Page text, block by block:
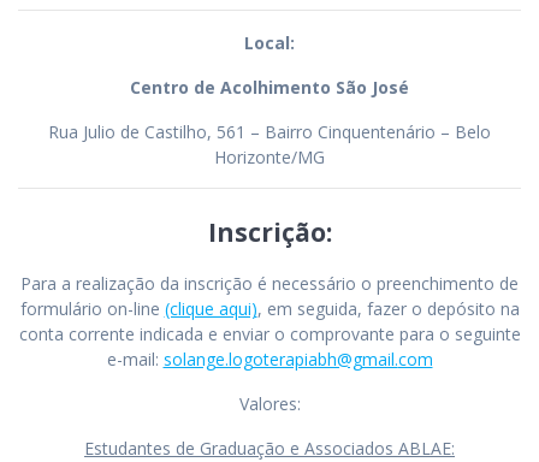
Local:
Centro de Acolhimento São José
Rua Julio de Castilho, 561 – Bairro Cinquentenário – Belo
Horizonte/MG
Inscrição:
Para a realização da inscrição é necessário o preenchimento de
formulário on-line (clique aqui), em seguida, fazer o depósito na
conta corrente indicada e enviar o comprovante para o seguinte
e-mail: solange.logoterapiabh@gmail.com
Valores:
Estudantes de Graduação e Associados ABLAE: